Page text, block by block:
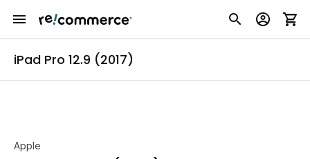
iPad Pro 12.9 (2017)
Apple